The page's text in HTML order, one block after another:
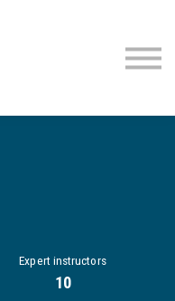
Expert instructors
10